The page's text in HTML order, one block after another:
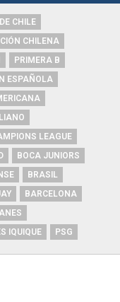
CHILE
CHILENA
PRIMERA B
ESPAÑOLA
LEAGUE
BOCA JUNIORS
BRASIL
BARCELONA
IQUIQUE PSG